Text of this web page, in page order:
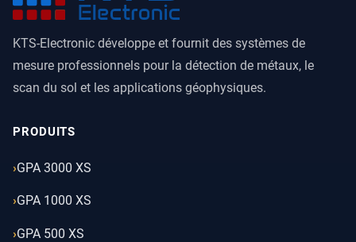
KTS-Electronic développe et fournit des systèmes de
mesure professionnels pour la détection de métaux, le
scan du sol et les applications géophysiques.
PRODUITS
GPA 3000 XS
GPA 1000 XS
GPA 500 XS